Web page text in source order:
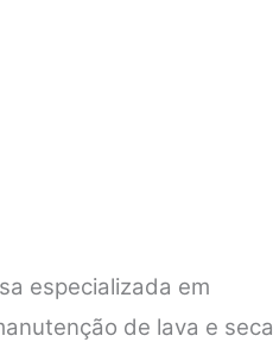
especializada em
de lava e seca